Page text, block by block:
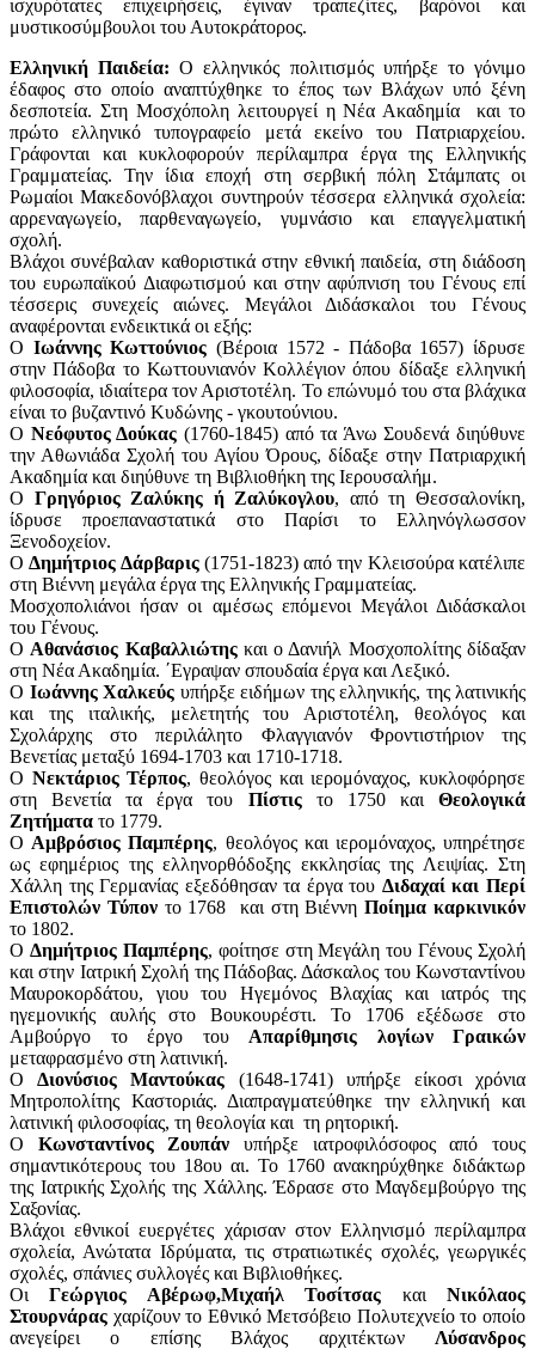
ισχυρότατες επιχειρήσεις, έγιναν τραπεζίτες, βαρόνοι και
μυστικοσύμβουλοι του Αυτοκράτορος.
Ελληνική Παιδεία: Ο ελληνικός πολιτισμός υπήρξε το γόνιμο
έδαφος στο οποίο αναπτύχθηκε το έπος των Βλάχων υπό ξένη
δεσποτεία. Στη Μοσχόπολη λειτουργεί η Νέα Ακαδημία και το
πρώτο ελληνικό τυπογραφείο μετά εκείνο του Πατριαρχείου.
Γράφονται και κυκλοφορούν περίλαμπρα έργα της Ελληνικής
Γραμματείας. Την ίδια εποχή στη σερβική πόλη Στάμπατς οι
Ρωμαίοι Μακεδονόβλαχοι συντηρούν τέσσερα ελληνικά σχολεία:
αρρεναγωγείο, παρθεναγωγείο, γυμνάσιο και επαγγελματική
σχολή.
Βλάχοι συνέβαλαν καθοριστικά στην εθνική παιδεία, στη διάδοση
του ευρωπαϊκού Διαφωτισμού και στην αφύπνιση του Γένους επί
τέσσερις συνεχείς αιώνες. Μεγάλοι Διδάσκαλοι του Γένους
αναφέρονται ενδεικτικά οι εξής:
Ο Ιωάννης Κωττούνιος (Βέροια 1572 - Πάδοβα 1657) ίδρυσε
στην Πάδοβα το Κωττουνιανόν Κολλέγιον όπου δίδαξε ελληνική
φιλοσοφία, ιδιαίτερα τον Αριστοτέλη. Το επώνυμό του στα βλάχικα
είναι το βυζαντινό Κυδώνης - γκουτούνιου.
Ο Νεόφυτος Δούκας (1760-1845) από τα Άνω Σουδενά διηύθυνε
την Αθωνιάδα Σχολή του Αγίου Όρους, δίδαξε στην Πατριαρχική
Ακαδημία και διηύθυνε τη Βιβλιοθήκη της Ιερουσαλήμ.
Ο Γρηγόριος Ζαλύκης ή Ζαλύκογλου, από τη Θεσσαλονίκη,
ίδρυσε προεπαναστατικά στο Παρίσι το Ελληνόγλωσσον
Ξενοδοχείον.
ΟΔημήτριος Δάρβαρις(1751-1823) από την Κλεισούρα κατέλιπε
στη Βιέννη μεγάλα έργα της Ελληνικής Γραμματείας.
Μοσχοπολιάνοι ήσαν οι αμέσως επόμενοι Μεγάλοι Διδάσκαλοι
του Γένους.
Ο Αθανάσιος Καβαλλιώτηςκαι ο Δανιήλ Μοσχοπολίτης δίδαξαν
στη Νέα Ακαδημία. ΄Εγραψαν σπουδαία έργα και Λεξικό.
Ο Ιωάννης Χαλκεύς υπήρξε ειδήμων της ελληνικής, της λατινικής
και της ιταλικής, μελετητής του Αριστοτέλη, θεολόγος και
Σχολάρχης στο περιλάλητο Φλαγγιανόν Φροντιστήριον της
Βενετίας μεταξύ 1694-1703 και 1710-1718.
Ο Νεκτάριος Τέρπος, θεολόγος και ιερομόναχος, κυκλοφόρησε
στη Βενετία τα έργα του Πίστιςτο 1750 καιΘεολογικά
Ζητήματα το 1779.
Ο Αμβρόσιος Παμπέρης, θεολόγος και ιερομόναχος, υπηρέτησε
ως εφημέριος της ελληνορθόδοξης εκκλησίας της Λειψίας. Στη
Χάλλη της Γερμανίας εξεδόθησαν τα έργα του Διδαχαί και Περί
Επιστολών Τύποντο 1768 και στη ΒιέννηΠοίημα καρκινικόν
το 1802.
Ο Δημήτριος Παμπέρης, φοίτησε στη Μεγάλη του Γένους Σχολή
και στην Ιατρική Σχολή της Πάδοβας. Δάσκαλος του Κωνσταντίνου
Μαυροκορδάτου, γιου του Ηγεμόνος Βλαχίας και ιατρός της
ηγεμονικής αυλής στο Βουκουρέστι. Το 1706 εξέδωσε στο
Αμβούργο το έργο του Απαρίθμησις λογίων Γραικών
μεταφρασμένο στη λατινική.
ΟΔιονύσιος Μαντούκας (1648-1741) υπήρξε είκοσι χρόνια
Μητροπολίτης Καστοριάς. Διαπραγματεύθηκε την ελληνική και
λατινική φιλοσοφίας, τη θεολογία και τη ρητορική.
Ο Κωνσταντίνος Ζουπάν υπήρξε ιατροφιλόσοφος από τους
σημαντικότερους του 18ου αι. Το 1760 ανακηρύχθηκε διδάκτωρ
της Ιατρικής Σχολής της Χάλλης. Έδρασε στο Μαγδεμβούργο της
Σαξονίας.
Βλάχοι εθνικοί ευεργέτες χάρισαν στον Ελληνισμό περίλαμπρα
σχολεία, Ανώτατα Ιδρύματα, τις στρατιωτικές σχολές, γεωργικές
σχολές, σπάνιες συλλογές και Βιβλιοθήκες.
ΟιΓεώργιος Αβέρωφ,Μιχαήλ Τοσίτσας καιΝικόλαος
Στουρνάρας χαρίζουν το Εθνικό Μετσόβειο Πολυτεχνείο το οποίο
ανεγείρει ο επίσης Βλάχος αρχιτέκτων Λύσανδρος